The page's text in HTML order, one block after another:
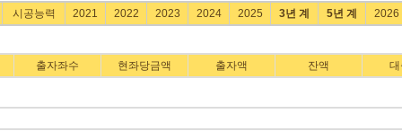
시공능력 2021 2022 2023 2024 2025 3년 계 5년 계 2026
출자좌수 현좌당금액 출자액 잔액